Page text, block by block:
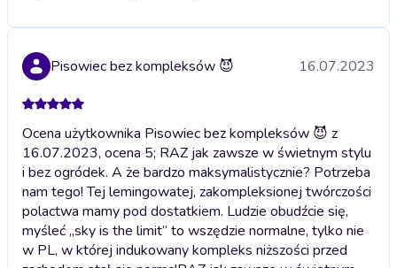
Pisowiec bez kompleksów 😈 16.07.2023
Ocena użytkownika Pisowiec bez kompleksów 😈 z
16.07.2023, ocena 5; RAZ jak zawsze w świetnym stylu
i bez ogródek. A że bardzo maksymalistycznie? Potrzeba
nam tego! Tej lemingowatej, zakompleksionej twórczości
polactwa mamy pod dostatkiem. Ludzie obudźcie się,
myśleć „sky is the limit” to wszędzie normalne, tylko nie
w PL, w której indukowany kompleks niższości przed